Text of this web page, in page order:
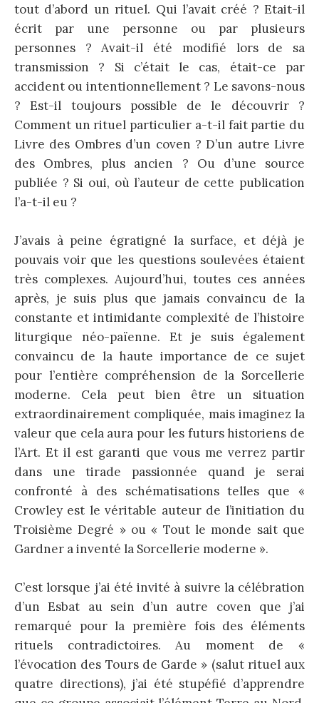
tout d’abord un rituel. Qui l’avait créé ? Etait-il
écrit par une personne ou par plusieurs
personnes ? Avait-il été modifié lors de sa
transmission ? Si c’était le cas, était-ce par
accident ou intentionnellement ? Le savons-nous
? Est-il toujours possible de le découvrir ?
Comment un rituel particulier a-t-il fait partie du
Livre des Ombres d’un coven ? D’un autre Livre
des Ombres, plus ancien ? Ou d’une source
publiée ? Si oui, où l’auteur de cette publication
l’a-t-il eu ?
J’avais à peine égratigné la surface, et déjà je
pouvais voir que les questions soulevées étaient
très complexes. Aujourd’hui, toutes ces années
après, je suis plus que jamais convaincu de la
constante et intimidante complexité de l’histoire
liturgique néo-païenne. Et je suis également
convaincu de la haute importance de ce sujet
pour l’entière compréhension de la Sorcellerie
moderne. Cela peut bien être un situation
extraordinairement compliquée, mais imaginez la
valeur que cela aura pour les futurs historiens de
l’Art. Et il est garanti que vous me verrez partir
dans une tirade passionnée quand je serai
confronté à des schématisations telles que «
Crowley est le véritable auteur de l’initiation du
Troisième Degré » ou « Tout le monde sait que
Gardner a inventé la Sorcellerie moderne ».
C’est lorsque j’ai été invité à suivre la célébration
d’un Esbat au sein d’un autre coven que j’ai
remarqué pour la première fois des éléments
rituels contradictoires. Au moment de «
l’évocation des Tours de Garde » (salut rituel aux
quatre directions), j’ai été stupéfié d’apprendre